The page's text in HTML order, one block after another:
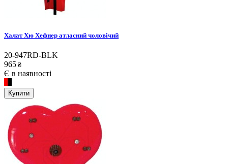
Халат Хю Хефнер атласний чоловічий
20-947RD-BLK
965 ₴
Є в наявності
Купити